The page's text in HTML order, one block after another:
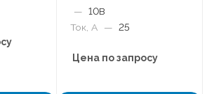
— 10B
Ток, А
— 25
Цена по запросу